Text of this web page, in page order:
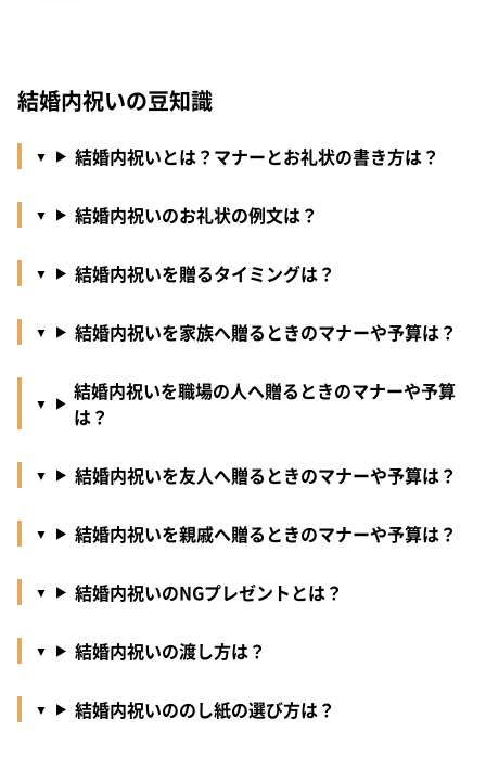
結婚内祝いの豆知識
結婚内祝いとは？マナーとお礼状の書き方は？
結婚内祝いのお礼状の例文は？
結婚内祝いを贈るタイミングは？
結婚内祝いを家族へ贈るときのマナーや予算は？
結婚内祝いを職場の人へ贈るときのマナーや予算
は？
結婚内祝いを友人へ贈るときのマナーや予算は？
結婚内祝いを親戚へ贈るときのマナーや予算は？
結婚内祝いのNGプレゼントとは？
結婚内祝いの渡し方は？
結婚内祝いののし紙の選び方は？